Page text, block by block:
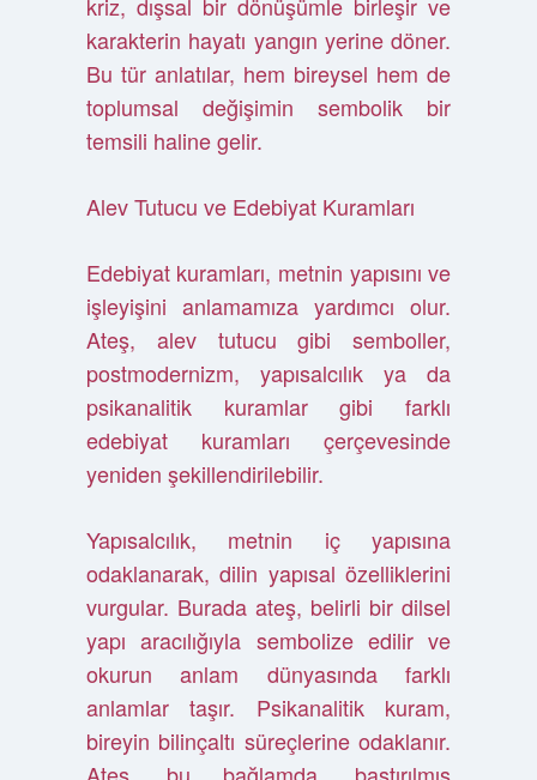
karakterin hayatı yangın yerine döner.
Bu tür anlatılar, hem bireysel hem de
toplumsal değişimin sembolik bir
temsili haline gelir.
Alev Tutucu ve Edebiyat Kuramları
Edebiyat kuramları, metnin yapısını ve
işleyişini anlamamıza yardımcı olur.
Ateş, alev tutucu gibi semboller,
postmodernizm, yapısalcılık ya da
psikanalitik kuramlar gibi farklı
edebiyat kuramları çerçevesinde
yeniden şekillendirilebilir.
Yapısalcılık, metnin iç yapısına
odaklanarak, dilin yapısal özelliklerini
vurgular. Burada ateş, belirli bir dilsel
yapı aracılığıyla sembolize edilir ve
okurun anlam dünyasında farklı
anlamlar taşır. Psikanalitik kuram,
bireyin bilinçaltı süreçlerine odaklanır.